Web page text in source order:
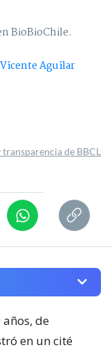
BioBioChile.
Vicente Aguilar
transparencia de BBCL
de
en un cité